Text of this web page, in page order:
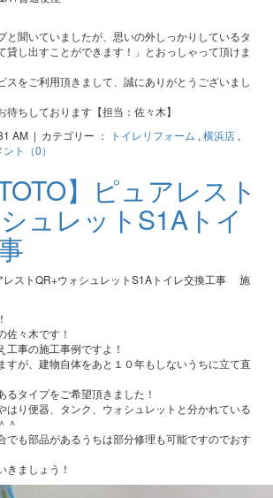
と聞いていましたが、思いの外しっかりしているタ
貸し出すことができます！」とおっしゃって頂けま
スをご利用頂きまして、誠にありがとうございまし
待ちしております【担当：佐々木】
AM | カテゴリー ：
トイレリフォーム , 横浜店 ,
ント（0）
】ピュアレスト
ュレットS1Aトイ
レストQR+ウォシュレットS1Aトイレ交換工事 施
佐々木です！
事の施工事例ですよ！
すが、建物自体をあと１０年もしないうちに立て直
るタイプをご希望頂きました！
はり便器、タンク、ウォシュレットと分かれている
＾
でも部品があるうちは部分修理も可能ですのでおす
きましょう！